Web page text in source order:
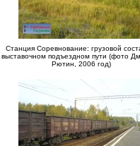
Станция Соревнование: грузовой
выставочном подъездном пути (фото
Рютин, 2006 год)